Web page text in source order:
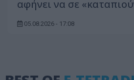
αφήνει να σε
05.08.2026 - 17:08